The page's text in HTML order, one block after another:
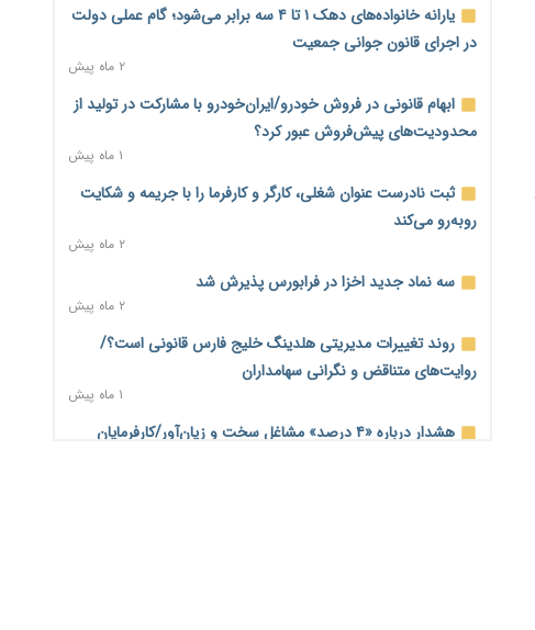
جنگ با تورم از بانک‌ها و بودجه آغاز می‌شود؛ نسخه انضباط
عینک گران‌تر شد؛ ارز و عوارض گمرکی قدرت خرید مردم را نشانه
اطمینان وزیر جهاد از تأمین کالاهای اساسی؛ «نگران نباشید»
پیام‌رسان‌های ایرانی در مسیر ورود به بورس؛ عرضه اولیه یک
۴ ساعت پیش
هشدار درباره کاهش عرضه مسکن اجاره‌ای؛ دولت واحدهای خود
۱ روز پیش
یارانه خانواده‌های دهک ۱ تا ۴ سه برابر می‌شود؛ گام عملی دولت
در اجرای قانون جوانی جمعیت
۲ ماه پیش
ابهام قانونی در فروش خودرو/ایران‌خودرو با مشارکت در تولید از
محدودیت‌های پیش‌فروش عبور کرد؟
۱ ماه پیش
ثبت نادرست عنوان شغلی، کارگر و کارفرما را با جریمه و شکایت
روبه‌رو می‌کند
۲ ماه پیش
سه نماد جدید اخزا در فرابورس پذیرش شد
۲ ماه پیش
روند تغییرات مدیریتی هلدینگ خلیج فارس قانونی است؟/
روایت‌های متناقض و نگرانی سهامداران
۱ ماه پیش
هشدار درباره «۴ درصد» مشاغل سخت و زیان‌آور/کارفرمایان